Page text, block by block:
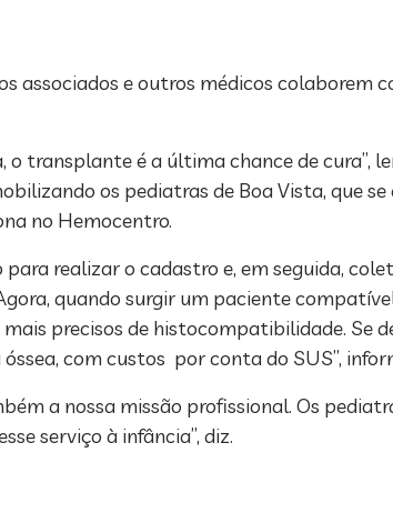
associados e outros médicos colaborem
transplante é a última chance de cura”,
os pediatras de Boa Vista, que
no Hemocentro.
realizar o cadastro e, em seguida,
quando surgir um paciente
precisos de histocompatibilidade. Se
com custos por conta do SUS”,
a nossa missão profissional. Os
serviço à infância”, diz.